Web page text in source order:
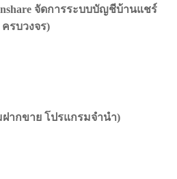
จัดการระบบบัญชีบ้านแชร์
รบวงจร)
ฝากขาย โปรแกรมจำนำ)